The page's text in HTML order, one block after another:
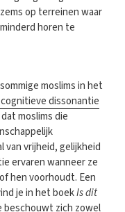
op terreinen waar
horen te
moslims in het
dissonantie
moslims die
van vrijheid, gelijkheid
ervaren wanneer ze
hen voorhoudt. Een
je in het boekIs dit
beschouwt zich zowel